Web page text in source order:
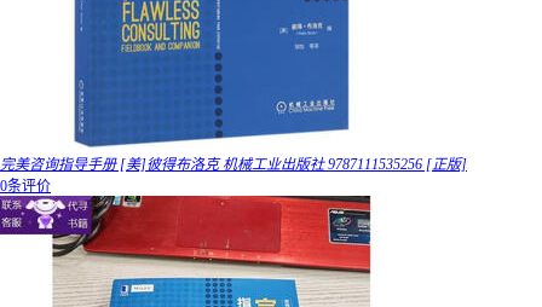
完美咨询指导手册 [美]彼得布洛克 机械工业出版社 9787111535256 [正版]
0条评价